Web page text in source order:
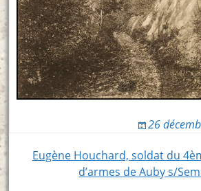
26
Post
Eugène Houchard, soldat du
d’armes de Auby s/